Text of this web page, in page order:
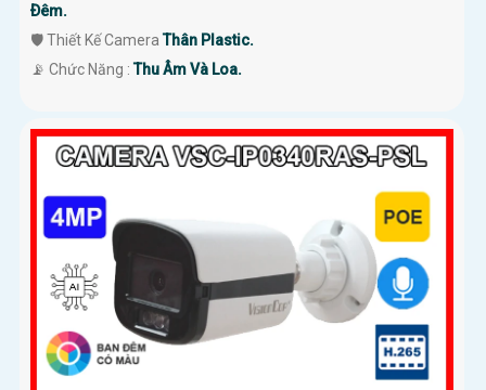
Ðêm.
🛡 Thiết Kế CameraThân Plastic.
️📡 Chức Năng :Thu Âm Và Loa.